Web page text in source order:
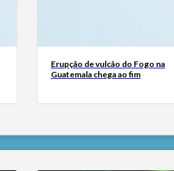
Erupção de vulcão do Fogo na
Guatemala chega ao fim